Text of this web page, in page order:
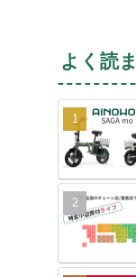
よく読